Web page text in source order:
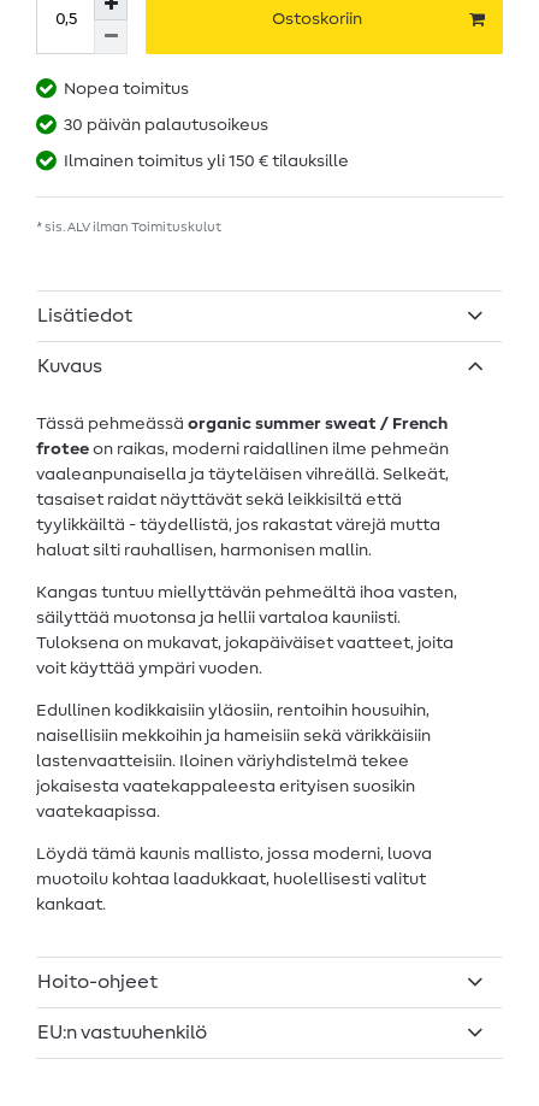
Ostoskoriin
Nopea toimitus
30 päivän palautusoikeus
Ilmainen toimitus yli 150 € tilauksille
* sis. ALV ilman Toimituskulut
Lisätiedot
Kuvaus
Tässä pehmeässä organic summer sweat / French
frotee on raikas, moderni raidallinen ilme pehmeän
vaaleanpunaisella ja täyteläisen vihreällä. Selkeät,
tasaiset raidat näyttävät sekä leikkisiltä että
tyylikkäiltä - täydellistä, jos rakastat värejä mutta
haluat silti rauhallisen, harmonisen mallin.
Kangas tuntuu miellyttävän pehmeältä ihoa vasten,
säilyttää muotonsa ja hellii vartaloa kauniisti.
Tuloksena on mukavat, jokapäiväiset vaatteet, joita
voit käyttää ympäri vuoden.
Edullinen kodikkaisiin yläosiin, rentoihin housuihin,
naisellisiin mekkoihin ja hameisiin sekä värikkäisiin
lastenvaatteisiin. Iloinen väriyhdistelmä tekee
jokaisesta vaatekappaleesta erityisen suosikin
vaatekaapissa.
Löydä tämä kaunis mallisto, jossa moderni, luova
muotoilu kohtaa laadukkaat, huolellisesti valitut
kankaat.
Hoito-ohjeet
EU:n vastuuhenkilö